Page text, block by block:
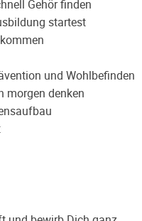
Gehör finden
startest
und Wohlbefinden
morgen denken